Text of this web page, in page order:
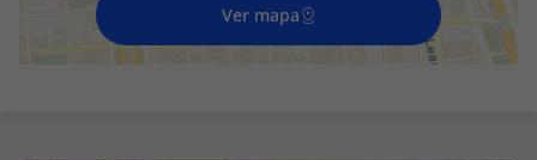
Voos + Hotel
Ver mapa